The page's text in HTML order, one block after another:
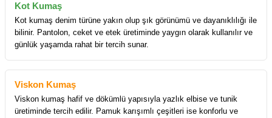
Kot Kumaş
Kot kumaş denim türüne yakın olup şık görünümü ve dayanıklılığı ile
bilinir. Pantolon, ceket ve etek üretiminde yaygın olarak kullanılır ve
günlük yaşamda rahat bir tercih sunar.
Viskon Kumaş
Viskon kumaş hafif ve dökümlü yapısıyla yazlık elbise ve tunik
üretiminde tercih edilir. Pamuk karışımlı çeşitleri ise konforlu ve